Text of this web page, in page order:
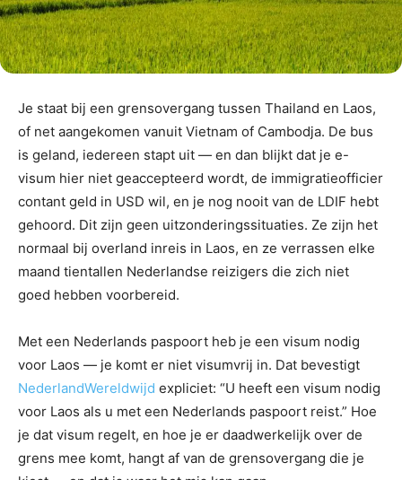
Je staat bij een grensovergang tussen Thailand en Laos,
of net aangekomen vanuit Vietnam of Cambodja. De bus
is geland, iedereen stapt uit — en dan blijkt dat je e-
visum hier niet geaccepteerd wordt, de immigratieofficier
contant geld in USD wil, en je nog nooit van de LDIF hebt
gehoord. Dit zijn geen uitzonderingssituaties. Ze zijn het
normaal bij overland inreis in Laos, en ze verrassen elke
maand tientallen Nederlandse reizigers die zich niet
goed hebben voorbereid.
Met een Nederlands paspoort heb je een visum nodig
voor Laos — je komt er niet visumvrij in. Dat bevestigt
NederlandWereldwijd expliciet: “U heeft een visum nodig
voor Laos als u met een Nederlands paspoort reist.” Hoe
je dat visum regelt, en hoe je er daadwerkelijk over de
grens mee komt, hangt af van de grensovergang die je